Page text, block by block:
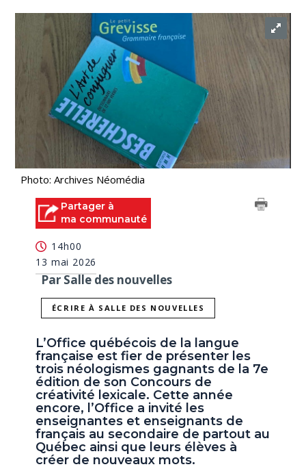
Photo: Archives Néomédia
Partager à
ma communauté
14h00
13 mai 2026
Par Salle des nouvelles
ÉCRIRE À SALLE DES NOUVELLES
L’Office québécois de la langue
française est fier de présenter les
trois néologismes gagnants de la 7e
édition de son Concours de
créativité lexicale. Cette année
encore, l’Office a invité les
enseignantes et enseignants de
français au secondaire de partout au
Québec ainsi que leurs élèves à
créer de nouveaux mots.